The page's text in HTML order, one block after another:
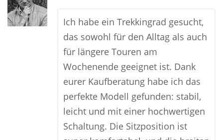
Ich habe ein Trekkingrad gesucht,
das sowohl für den Alltag als auch
für längere Touren am
Wochenende geeignet ist. Dank
eurer Kaufberatung habe ich das
perfekte Modell gefunden: stabil,
leicht und mit einer hochwertigen
Schaltung. Die Sitzposition ist